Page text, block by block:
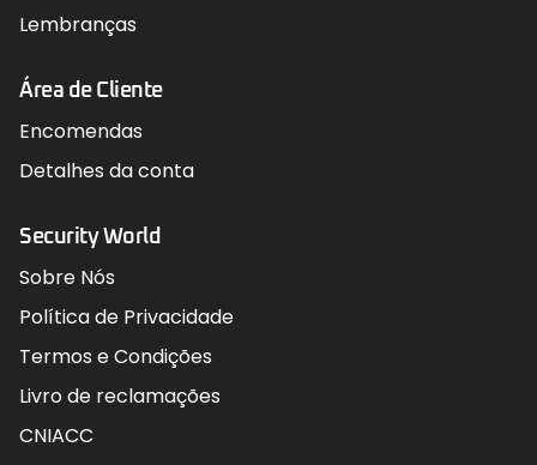
Lembranças
Área de Cliente
Encomendas
Detalhes da conta
Security World
Sobre Nós
Política de Privacidade
Termos e Condições
Livro de reclamações
CNIACC